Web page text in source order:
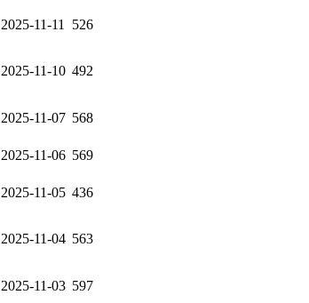
2025-11-11 526
2025-11-10 492
2025-11-07 568
2025-11-06 569
2025-11-05 436
2025-11-04 563
2025-11-03 597